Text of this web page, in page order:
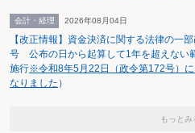
控訴審の認定
東京高裁の認定は次のようなものだ。
①英文添削の経緯及び動機は、主として
宜･支援と認められ、研究者・医療機関と
目的があったとしても、主たる動機とは
得額の1％未満であり､特定の意図に基づ
会計・経理 2026年08月04日
【改正情報】資金決済に関する法律の一
号 公布の日から起算して1年を超えない
施行※令和8年5月22日（政令第172号）
なりました ）
もっとみ